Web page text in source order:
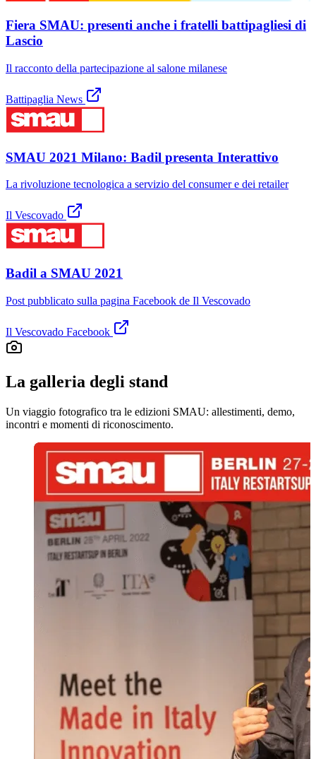
Fiera SMAU: presenti anche i fratelli battipagliesi di
Lascio
Il racconto della partecipazione al salone milanese
Battipaglia News
SMAU 2021 Milano: Badil presenta Interattivo
La rivoluzione tecnologica a servizio del consumer e dei retailer
Il Vescovado
Badil a SMAU 2021
Post pubblicato sulla pagina Facebook de Il Vescovado
Il Vescovado Facebook
La galleria degli stand
Un viaggio fotografico tra le edizioni SMAU: allestimenti, demo,
incontri e momenti di riconoscimento.